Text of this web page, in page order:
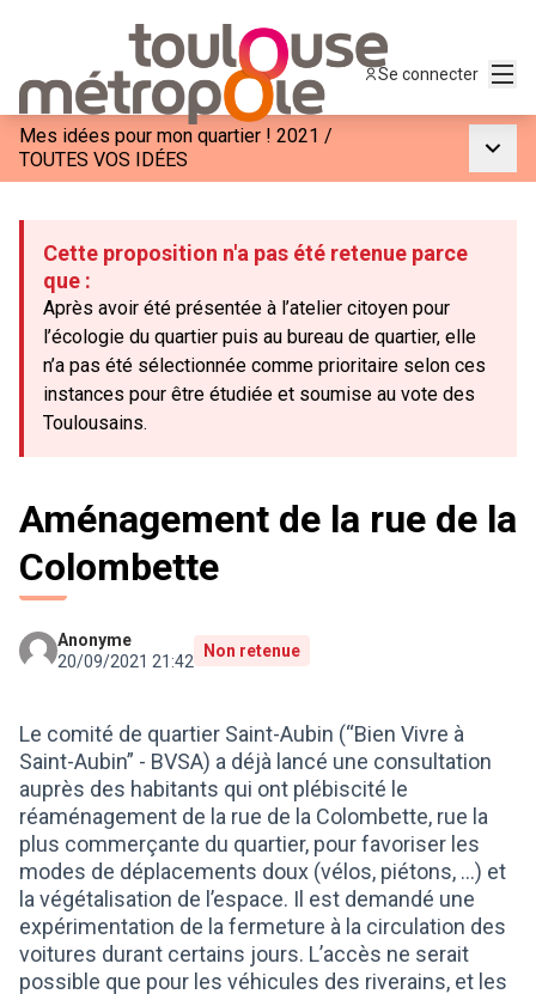
Se connecter
Mes idées pour mon quartier ! 2021 /
TOUTES VOS IDÉES
Cette proposition n'a pas été retenue parce
que :
Après avoir été présentée à l’atelier citoyen pour
l’écologie du quartier puis au bureau de quartier, elle
n’a pas été sélectionnée comme prioritaire selon ces
instances pour être étudiée et soumise au vote des
Toulousains.
Aménagement de la rue de la
Colombette
Anonyme
20/09/2021 21:42
Non retenue
Le comité de quartier Saint-Aubin (“Bien Vivre à
Saint-Aubin” - BVSA) a déjà lancé une consultation
auprès des habitants qui ont plébiscité le
réaménagement de la rue de la Colombette, rue la
plus commerçante du quartier, pour favoriser les
modes de déplacements doux (vélos, piétons, …) et
la végétalisation de l’espace. Il est demandé une
expérimentation de la fermeture à la circulation des
voitures durant certains jours. L’accès ne serait
possible que pour les véhicules des riverains, et les